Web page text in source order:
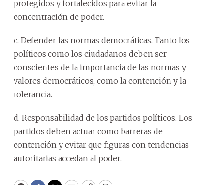
protegidos y fortalecidos para evitar la
concentración de poder.
c. Defender las normas democráticas. Tanto los
políticos como los ciudadanos deben ser
conscientes de la importancia de las normas y
valores democráticos, como la contención y la
tolerancia.
d. Responsabilidad de los partidos políticos. Los
partidos deben actuar como barreras de
contención y evitar que figuras con tendencias
autoritarias accedan al poder.